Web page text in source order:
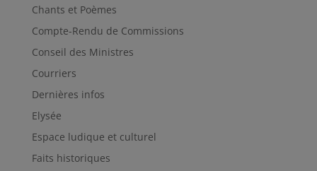
Chants et Poèmes
Compte-Rendu de Commissions
Conseil des Ministres
Courriers
Dernières infos
Elysée
Espace ludique et culturel
Faits historiques